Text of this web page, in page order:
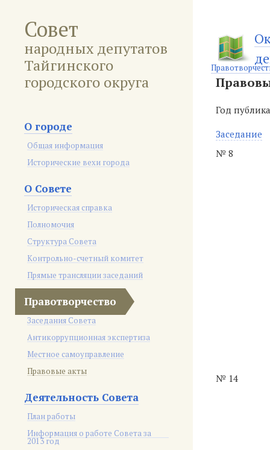
Совет
народных депутатов
Тайгинского
городского округа
О городе
Общая информация
Исторические вехи города
О Совете
Историческая справка
Полномочия
Структура Совета
Контрольно-счетный комитет
Прямые трансляции заседаний
Правотворчество
Заседания Совета
Антикоррупционная экспертиза
Местное самоуправление
Правовые акты
Деятельность Совета
План работы
Информация о работе Совета за
2013 год
Год
Заседание
№ 8
№ 14